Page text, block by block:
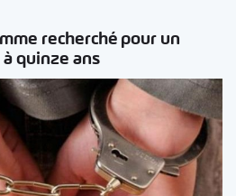
recherché pour un
quinze ans